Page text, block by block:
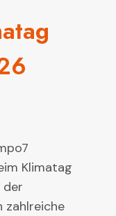
Klimatag
der
zahlreiche